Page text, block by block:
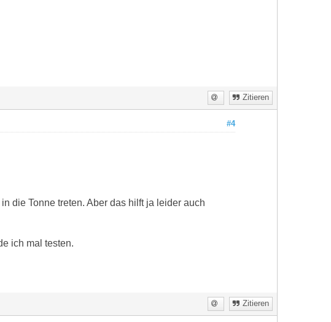
Zitieren
#4
die Tonne treten. Aber das hilft ja leider auch
ich mal testen.
Zitieren